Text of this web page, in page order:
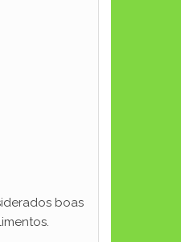
boas